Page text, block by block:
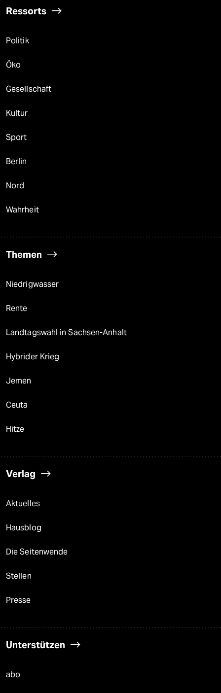
Ressorts
Politik
Öko
Gesellschaft
Kultur
Sport
Berlin
Nord
Wahrheit
Themen
Niedrigwasser
Rente
Landtagswahl in Sachsen-Anhalt
Hybrider Krieg
Jemen
Ceuta
Hitze
Verlag
Aktuelles
Hausblog
Die Seitenwende
Stellen
Presse
Unterstützen
abo